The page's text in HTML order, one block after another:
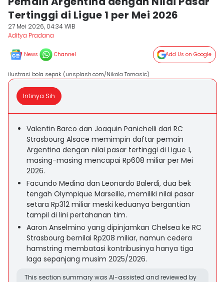
Tertinggi di Ligue 1 per Mei 2026
27 Mei 2026, 04:34 WIB
Aditya Pradana
News Channel Add Us on Google
ilustrasi bola sepak (unsplash.com/Nikola Tomasic)
Intinya Sih
Valentin Barco dan Joaquin Panichelli dari RC
Strasbourg Alsace memimpin daftar pemain
Argentina dengan nilai pasar tertinggi di Ligue 1,
masing-masing mencapai Rp608 miliar per Mei
2026.
Facundo Medina dan Leonardo Balerdi, dua bek
tengah Olympique Marseille, memiliki nilai pasar
setara Rp312 miliar meski keduanya bergantian
tampil di lini pertahanan tim.
Aaron Anselmino yang dipinjamkan Chelsea ke RC
Strasbourg bernilai Rp208 miliar, namun cedera
hamstring membatasi kontribusinya hanya tiga
laga sepanjang musim 2025/2026.
This section summary was AI-assisted and reviewed by